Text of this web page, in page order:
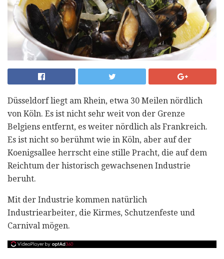
Düsseldorf liegt am Rhein, etwa 30 Meilen nördlich
von Köln. Es ist nicht sehr weit von der Grenze
Belgiens entfernt, es weiter nördlich als Frankreich.
Es ist nicht so berühmt wie in Köln, aber auf der
Koenigsallee herrscht eine stille Pracht, die auf dem
Reichtum der historisch gewachsenen Industrie
beruht.
Mit der Industrie kommen natürlich
Industriearbeiter, die Kirmes, Schutzenfeste und
Carnival mögen.